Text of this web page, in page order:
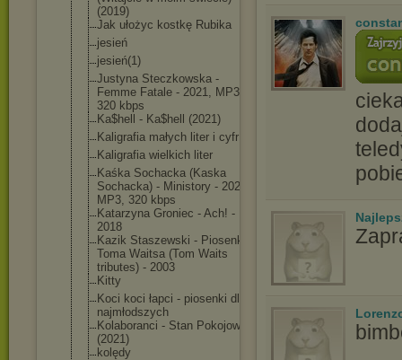
(2019)
Jak ułożyc kostkę Rubika
jesień
jesień(1)
Justyna Steczkowska -
Femme Fatale - 2021, MP3,
320 kbps
Ka$hell - Ka$hell (2021)
Kaligrafia małych liter i cyfr
Kaligrafia wielkich liter
Kaśka Sochacka (Kaska
Sochacka) - Ministory - 2021,
MP3, 320 kbps
Katarzyna Groniec - Ach! -
2018
Kazik Staszewski - Piosenki
Toma Waitsa (Tom Waits
tributes) - 2003
Kitty
Koci koci łapci - piosenki dla
najmłodszych
Kolaboranci - Stan Pokojowy
(2021)
kolędy